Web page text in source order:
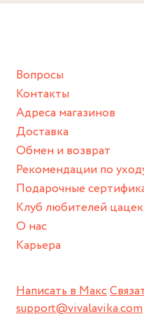
Снимайте ваше
спортивный инвентарь).
Храните изделие в
Для надежного
нашей фирменной
Пожалуйста,
пока не носите
Написать в Макс
support@vivalavika.com
Вопросы
Контакты
Адреса магазинов
Доставка
Обмен и возврат
Рекомендации по
Подарочные
Клуб любителей цацек
О нас
Карьера